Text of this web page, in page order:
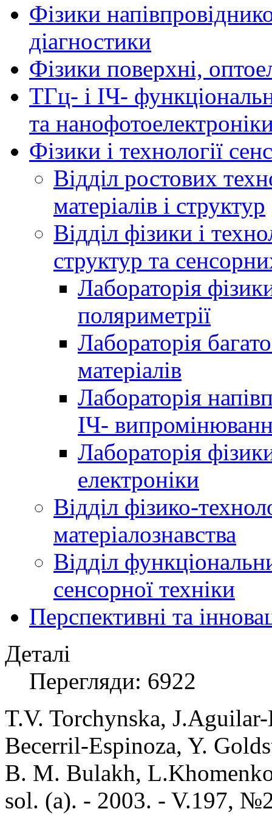
Фізики
діагностики
Фізики поверхні,
ТГц- і ІЧ-
та
Фізики і технології
Відділ ростових
матеріалів і структур
Відділ фізики і
структур та
Лабораторія
поляриметрії
Лабораторія
матеріалів
Лабораторія
ІЧ-
Лабораторія
електроніки
Відділ фізико-
матеріалознавства
Відділ
сенсорної техніки
Перспективні та
Деталі
Перегляди: 6922
T.V. Torchynska,
Becerril-Espinoza, Y.
B. M. Bulakh, L.
sol. (a). - 2003. - V.197,